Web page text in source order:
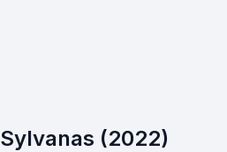
Sylvanas (2022)